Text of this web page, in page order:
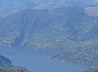
La
recurso
del Vino